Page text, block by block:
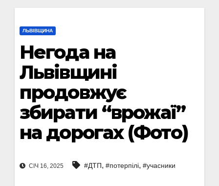
ЛЬВІВЩИНА
Негода на
Львівщині
продовжує
збирати “врожаї”
на дорогах (Фото)
СІЧ 16, 2025 #ДТП, #потерпілі, #учасники